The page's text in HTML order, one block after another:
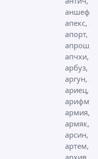
аншеф,
апекс,
апорт,
апрош,
апчхи,
арбуз,
аргун,
ариец,
арифм,
армия,
армяк,
арсин,
артем,
архив,